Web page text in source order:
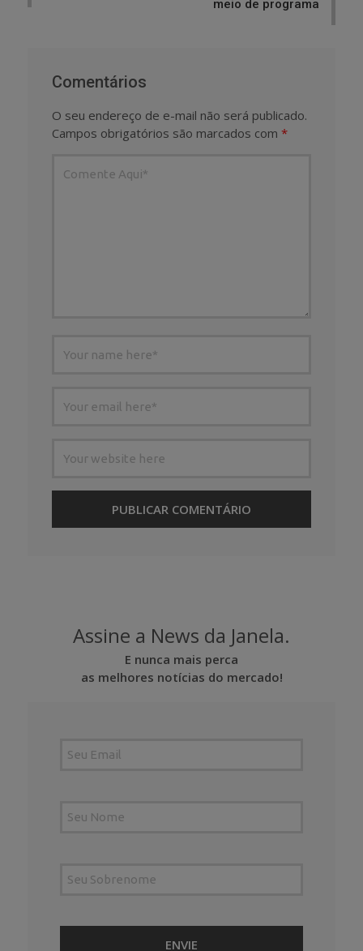
meio de programa
Comentários
O seu endereço de e-mail não será publicado.
Campos obrigatórios são marcados com *
Assine a News da Janela.
E nunca mais perca
as melhores notícias do mercado!